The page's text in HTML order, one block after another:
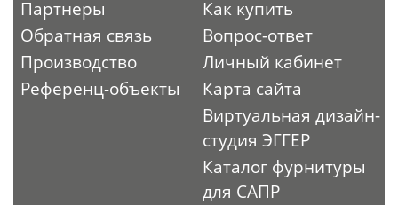
Партнеры
Обратная связь
Производство
Референц-объекты
Как купить
Вопрос-ответ
Личный кабинет
Карта сайта
Виртуальная дизайн-
студия ЭГГЕР
Каталог фурнитуры
для САПР